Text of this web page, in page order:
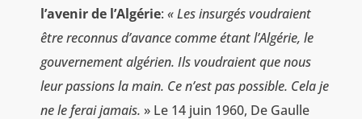
l’avenir de l’Algérie: « Les insurgés voudraient
être reconnus d’avance comme étant l’Algérie, le
gouvernement algérien. Ils voudraient que nous
leur passions la main. Ce n’est pas possible. Cela je
ne le ferai jamais. » Le 14 juin 1960, De Gaulle